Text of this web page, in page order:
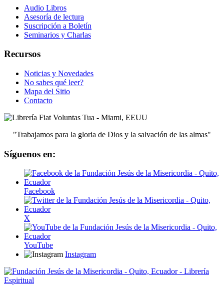
Audio Libros
Asesoría de lectura
Suscripción a Boletín
Seminarios y Charlas
Recursos
Noticias y Novedades
No sabes qué leer?
Mapa del Sitio
Contacto
"Trabajamos para la gloria de Dios y la salvación de las almas"
Síguenos en:
Facebook
X
YouTube
Instagram